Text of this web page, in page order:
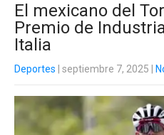
El mexicano del
Premio de
Italia
Deportes | septiembre 7, 2025